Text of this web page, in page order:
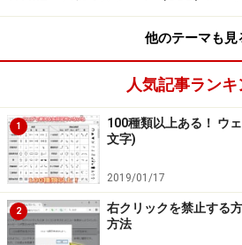
他のテーマも見
人気記事ランキ
1
100種類以上ある！ ウ
文字)
2019/01/17
2
右クリックを禁止する
方法